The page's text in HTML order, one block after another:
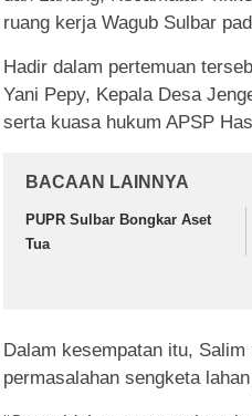
ruang kerja Wagub Sulbar
Hadir dalam pertemuan
Yani Pepy, Kepala Desa
serta kuasa hukum APSP
BACAAN LAINNYA
PUPR Sulbar Bongkar Aset
Tua
Dalam kesempatan itu,
permasalahan sengketa